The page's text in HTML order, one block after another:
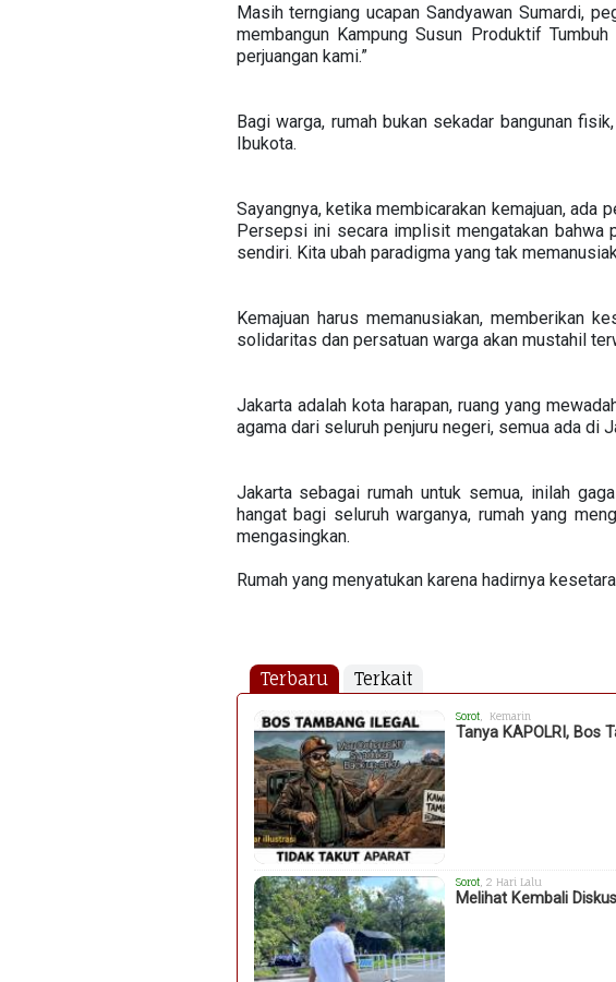
Masih terngiang ucapan Sandyawan Sumardi,
membangun Kampung Susun Produktif
perjuangan kami.”
Bagi warga, rumah bukan sekadar bangunan
Ibukota.
Sayangnya, ketika membicarakan kemajuan, ada
Persepsi ini secara implisit mengatakan bahwa
sendiri. Kita ubah paradigma yang tak
Kemajuan harus memanusiakan, memberikan
solidaritas dan persatuan warga akan mustahil
Jakarta adalah kota harapan, ruang yang
agama dari seluruh penjuru negeri, semua ada di
Jakarta sebagai rumah untuk semua, inilah
hangat bagi seluruh warganya, rumah yang
mengasingkan.
Rumah yang menyatukan karena hadirnya
Terbaru Terkait
Sorot , Kemarin
Tanya KAPOLRI, Bos
Sorot , 2 Hari Lalu
Melihat Kembali